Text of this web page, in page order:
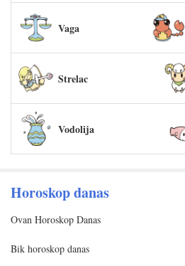
Vaga
Strelac
Vodolija
Horoskop danas
Ovan Horoskop Danas
Bik horoskop danas